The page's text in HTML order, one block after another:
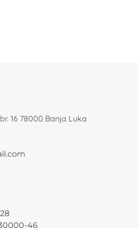
16 78000 Banja Luka
46